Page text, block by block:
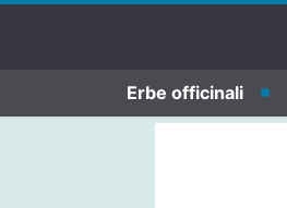
Erbe officinali